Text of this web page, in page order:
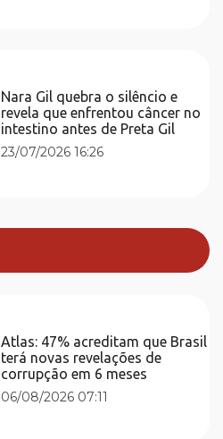
Nara Gil quebra o silêncio e
revela que enfrentou câncer no
intestino antes de Preta Gil
23/07/2026 16:26
Atlas: 47% acreditam que Brasil
terá novas revelações de
corrupção em 6 meses
06/08/2026 07:11